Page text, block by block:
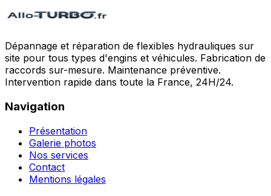
Dépannage et réparation de flexibles hydrauliques sur
site pour tous types d'engins et véhicules. Fabrication de
raccords sur-mesure. Maintenance préventive.
Intervention rapide dans toute la France, 24H/24.
Navigation
Présentation
Galerie photos
Nos services
Contact
Mentions légales